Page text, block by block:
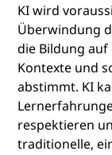
KI wird
Überwindung
die Bildung
Kontexte und
abstimmt. KI
respektieren
traditionelle,